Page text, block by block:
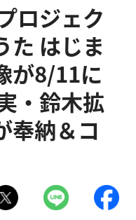
ロジェク
た はじま
が8/11に
・鈴木拡
奉納＆コ